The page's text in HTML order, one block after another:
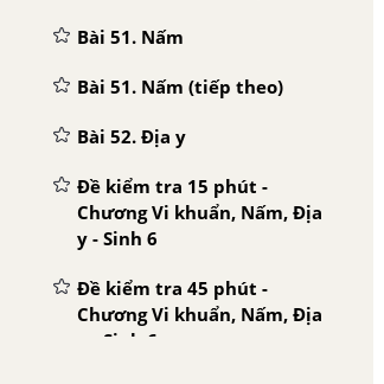
Bài 51. Nấm
Bài 51. Nấm (tiếp theo)
Bài 52. Địa y
Đề kiểm tra 15 phút -
Chương Vi khuẩn, Nấm, Địa
y - Sinh 6
Đề kiểm tra 45 phút -
Chương Vi khuẩn, Nấm, Địa
y - Sinh 6